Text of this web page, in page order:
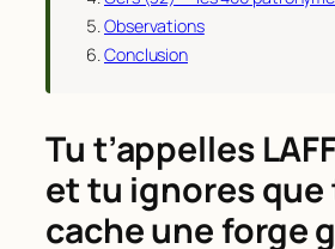
Observations
Conclusion
Tu t’appelles
et tu ignores que
cache une forge